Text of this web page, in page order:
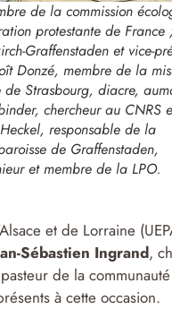
de la commission
protestante de France
Graffenstaden et vice-
Donzé, membre de la
Strasbourg, diacre,
chercheur au CNRS
responsable de la
de Graffenstaden,
et membre de la LPO.
et de Lorraine
Sébastien Ingrand,
pasteur de la communauté
à cette occasion.